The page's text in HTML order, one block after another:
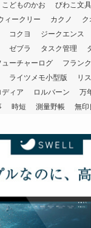
こどものかお びわこ文具
ィークリー カクノ
ク
コクヨ ジークエンス
ゼブラ タスク管理
ューチャーログ
フラン
ライツメモ小型版
リ
ディア ロルバーン 万
時短 測量野帳 無印